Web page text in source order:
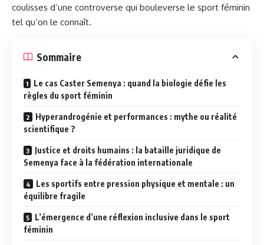
coulisses d’une controverse qui bouleverse le sport féminin
tel qu’on le connaît.
Sommaire
Le cas Caster Semenya : quand la biologie défie les
règles du sport féminin
Hyperandrogénie et performances : mythe ou réalité
scientifique ?
Justice et droits humains : la bataille juridique de
Semenya face à la fédération internationale
Les sportifs entre pression physique et mentale : un
équilibre fragile
L’émergence d’une réflexion inclusive dans le sport
féminin